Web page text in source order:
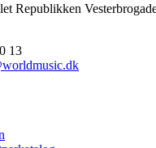
Republikken
13